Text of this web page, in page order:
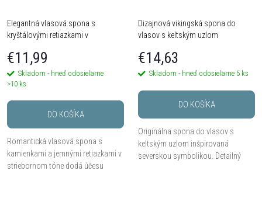
Elegantná vlasová spona s
kryštálovými retiazkami v
€11,99
Skladom - hneď odosielame
>10 ks
DO KOŠÍKA
Romantická vlasová spona s
kamienkami a jemnými retiazkami v
striebornom tóne dodá účesu
Dizajnová vikingská spona do
vlasov s keltským uzlom
€14,63
Skladom - hneď odosielame 5 ks
DO KOŠÍKA
Originálna spona do vlasov s
keltským uzlom inšpirovaná
severskou symbolikou. Detailný